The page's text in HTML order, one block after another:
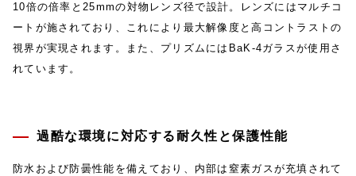
10倍の倍率と25mmの対物レンズ径で設計。レンズにはマルチコ
ートが施されており、これにより最大解像度と高コントラストの
視界が実現されます。また、プリズムにはBaK-4ガラスが使用さ
れています。
過酷な環境に対応する耐久性と保護性能
防水および防曇性能を備えており、内部は窒素ガスが充填されて